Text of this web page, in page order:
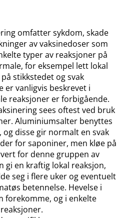
omfatter sykdom, skade
av vaksinedoser som
typer av reaksjoner på
for eksempel lett lokal
stikkstedet og svak
er vanligvis beskrevet i
reaksjoner er forbigående.
sees oftest ved bruk
Aluminiumsalter benyttes
disse gir normalt en svak
for saponiner, men kløe på
for denne gruppen av
gi en kraftig lokal reaksjon,
seg i flere uker og eventuelt
betennelse. Hevelse i
forekomme, og i enkelte